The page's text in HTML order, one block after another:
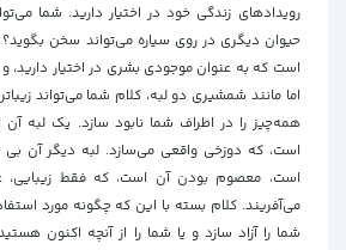
رویدادهای زندگی خود در اختیار دارید. شما
حیوان دیگری در روی سیاره می‌تواند سخن بگوید؟
است که به عنوان موجودی بشری در اختیار دارید،
اما مانند شمشیری دو لبه، کلام شما می‌تواند
همه‌چیز را در اطراف شما نابود سازد. یک لبه آن
است، که دوزخی واقعی می‌سازد. لبه دیگر آن
است، معصوم بودن آن است، که فقط
می‌آفریند. کلام بسته با این که چگونه مورد
شما را آزاد سازد و یا شما را از آنچه اکنون